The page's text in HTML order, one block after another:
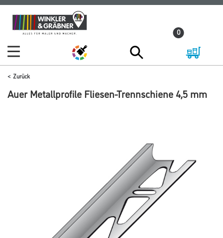
Zum
Inhalt
Zum
Navigationsmenü
0
Zurück
Auer Metallprofile Fliesen-Trennschiene 4,5 mm